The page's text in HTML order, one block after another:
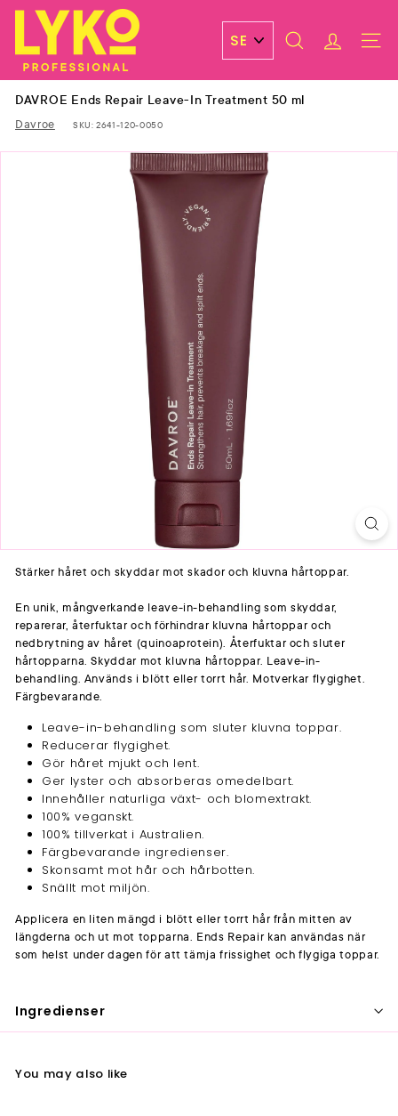
Skip
content
L
y
k
o
P
r
o
SEARCH SITE
DAVROE Ends Repair Leave-In Treatment 50 ml
Davroe SKU:2641-120-0050
Stärker håret och skyddar mot skador och kluvna hårtoppar.
En unik, mångverkande leave-in-behandling som skyddar,
reparerar, återfuktar och förhindrar kluvna hårtoppar och
nedbrytning av håret (quinoaprotein). Återfuktar och sluter
hårtopparna. Skyddar mot kluvna hårtoppar. Leave-in-
behandling. Används i blött eller torrt hår. Motverkar flygighet.
Färgbevarande.
Leave-in-behandling som sluter kluvna toppar.
Reducerar flygighet.
Gör håret mjukt och lent.
Ger lyster och absorberas omedelbart.
Innehåller naturliga växt- och blomextrakt.
100% veganskt.
100% tillverkat i Australien.
Färgbevarande ingredienser.
Skonsamt mot hår och hårbotten.
Snällt mot miljön.
Applicera en liten mängd i blött eller torrt hår från mitten av
längderna och ut mot topparna. Ends Repair kan användas när
som helst under dagen för att tämja frissighet och flygiga toppar.
Ingredienser
You may also like